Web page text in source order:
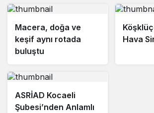
Macera, doğa ve
keşif aynı rotada
buluştu
Hava
ASRİAD Kocaeli
Şubesi’nden Anlamlı